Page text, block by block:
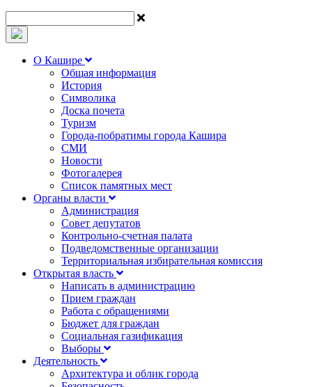
О Кашире
Общая информация
История
Символика
Доска почета
Туризм
Города-побратимы города Кашира
СМИ
Новости
Фотогалерея
Список памятных мест
Органы власти
Администрация
Совет депутатов
Контрольно-счетная палата
Подведомственные организации
Территориальная избирательная комиссия
Открытая власть
Написать в администрацию
Прием граждан
Работа с обращениями
Бюджет для граждан
Социальная газификация
Выборы
Деятельность
Архитектура и облик города